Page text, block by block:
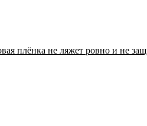
плёнка не ляжет ровно и не защ